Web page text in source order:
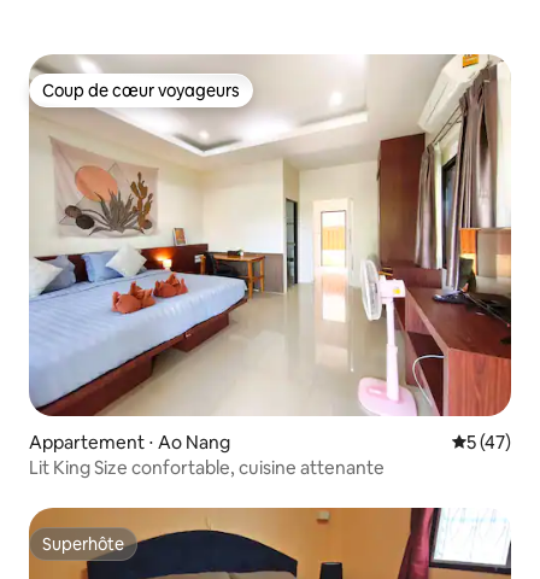
Coup de cœur voyageurs
Coup de cœur voyageurs
Appartement ⋅ Ao Nang
5 (47)
Lit King Size confortable, cuisine attenante
Superhôte
Superhôte